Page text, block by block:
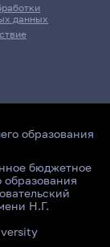
данных
образования
бюджетное
образования
Н.Г.